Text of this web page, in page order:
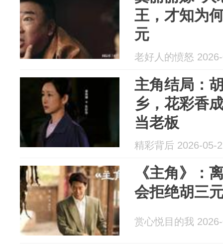
王，才知为
元
老好人的愤怒
主角结局：
乡，花彩香
当老板
精彩背后 2026-05-
《主角》：
会拒绝胡三
赏心悦目的我